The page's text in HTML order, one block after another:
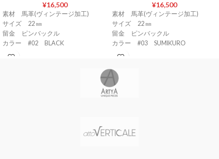
¥16,500
素材 馬革(ヴィンテージ加工)
サイズ 22 ㎜
留金 ピンバックル
カラー #02 BLACK
イタリア製
¥16,500
素材 馬革(ヴィンテージ加工)
サイズ 22 ㎜
留金 ピンバックル
カラー #03 SUMIKURO
イタリア製